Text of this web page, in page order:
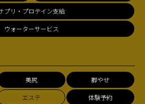
プリ・プロテイン支給
ウォーターサービス
美尻 脚やせ
エステ 体験予約